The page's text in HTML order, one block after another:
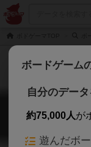
ボードゲーム
自分のデー
約75,000人が
遊んだボ